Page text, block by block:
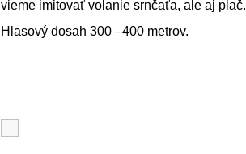
vieme imitovať volanie srnčaťa, ale aj plač.
Hlasový dosah 300 –400 metrov.